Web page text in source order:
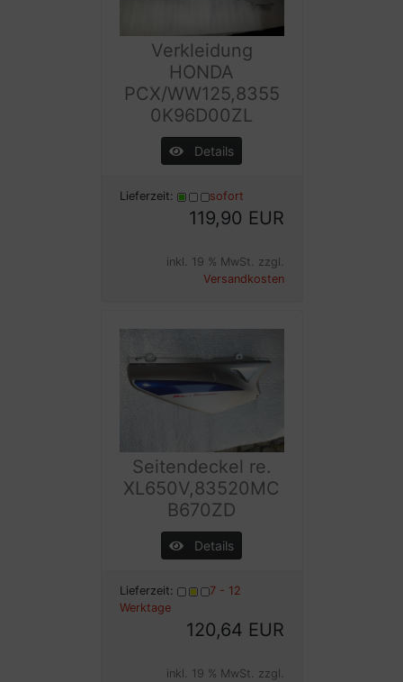
Verkleidung
HONDA
PCX/WW125,8355
0K96D00ZL
Details
Lieferzeit: sofort
119,90 EUR
inkl. 19 % MwSt. zzgl.
Versandkosten
Seitendeckel re.
XL650V,83520MC
B670ZD
Details
Lieferzeit:
7 - 12
Werktage
120,64 EUR
inkl. 19 % MwSt. zzgl.